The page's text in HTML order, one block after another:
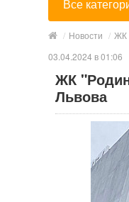
Все
/ Новости / ЖК
03.04.2024 в 01:06
ЖК
Львова